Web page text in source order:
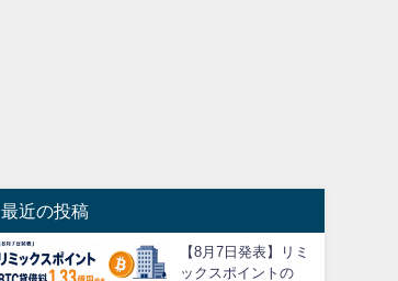
最近の投稿
【8月7日発表】リミ
ックスポイントの